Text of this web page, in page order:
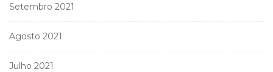
Setembro 2021
Agosto 2021
Julho 2021